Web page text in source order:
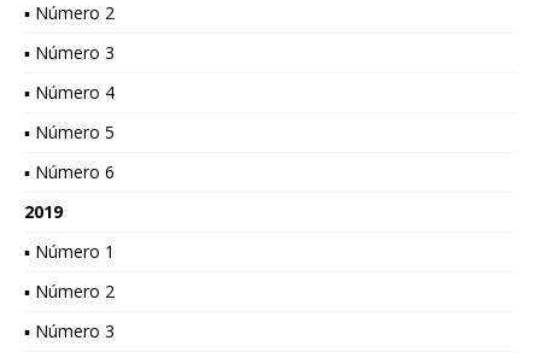
▪ Número 2
▪ Número 3
▪ Número 4
▪ Número 5
▪ Número 6
2019
▪ Número 1
▪ Número 2
▪ Número 3